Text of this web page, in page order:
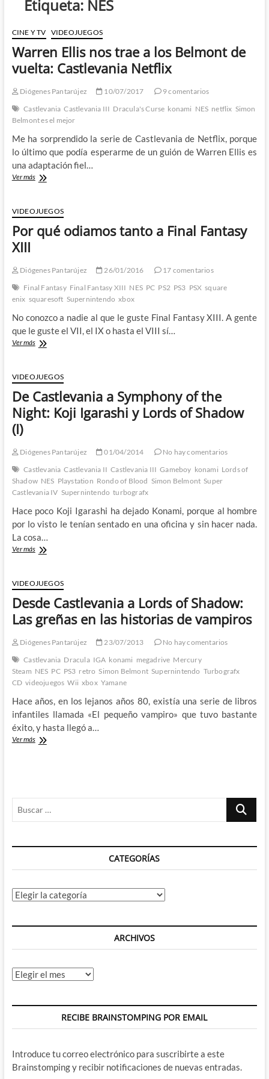
Etiqueta: NES
CINE Y TV VIDEOJUEGOS
Warren Ellis nos trae a los Belmont de
vuelta: Castlevania Netflix
Diógenes Pantarújez 10/07/2017
9 comentarios
Castlevania Castlevania III Dracula's Curse konami NES netflix Simon
Belmont es el mejor
Me ha sorprendido la serie de Castlevania de Netflix, porque
lo último que podía esperarme de un guión de Warren Ellis es
una adaptación fiel…
Ver másWarren
trae
a
los
Belmont
Castlevania
Netflix
VIDEOJUEGOS
Por qué odiamos tanto a Final Fantasy
XIII
Diógenes Pantarújez 26/01/2016
17 comentarios
Final Fantasy Final Fantasy XIII NES PC PS2 PS3 PSX square
enix squaresoft Supernintendo xbox
No conozco a nadie al que le guste Final Fantasy XIII. A gente
que le guste el VII, el IX o hasta el VIII sí…
Ver másPor
tanto
a
Final
Fantasy
XIII
VIDEOJUEGOS
De Castlevania a Symphony of the
Night: Koji Igarashi y Lords of Shadow
(I)
Diógenes Pantarújez 01/04/2014
No hay comentarios
Castlevania Castlevania II Castlevania III Gameboy konami Lords of
Shadow NES Playstation Rondo of Blood Simon Belmont Super
Castlevania IV Supernintendo turbografx
Hace poco Koji Igarashi ha dejado Konami, porque al hombre
por lo visto le tenían sentado en una oficina y sin hacer nada.
La cosa…
Ver másDe
Symphony
of
the
Koji
y
Lords
of
Shadow
VIDEOJUEGOS
Desde Castlevania a Lords of Shadow:
Las greñas en las historias de vampiros
Diógenes Pantarújez 23/07/2013
No hay comentarios
Castlevania Dracula IGA konami megadrive Mercury
Steam NES PC PS3 retro Simon Belmont Supernintendo Turbografx
CD videojuegos Wii xbox Yamane
Hace años, en los lejanos años 80, existía una serie de libros
infantiles llamada «El pequeño vampiro» que tuvo bastante
éxito, y hasta llegó a…
Ver másDesde
greñas
en
historias
vampiros
Buscar
CATEGORÍAS
Categorías
ARCHIVOS
Archivos
RECIBE BRAINSTOMPING POR EMAIL
Introduce tu correo electrónico para suscribirte a este
Brainstomping y recibir notificaciones de nuevas entradas.